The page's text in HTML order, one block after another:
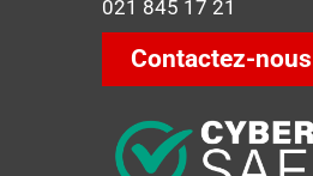
021 845 17 21
Contactez-nous